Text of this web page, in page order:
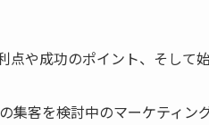
や成功のポイント、そして
集客を検討中のマーケティン